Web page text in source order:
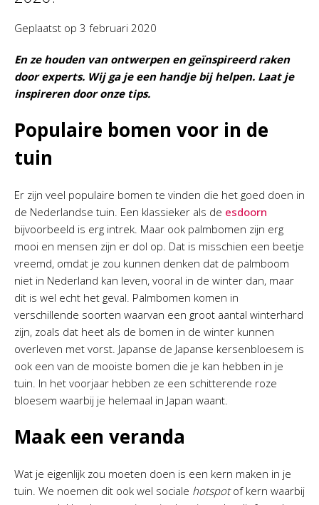
Geplaatst op 3 februari 2020
En ze houden van ontwerpen en geïnspireerd raken
door experts. Wij ga je een handje bij helpen. Laat je
inspireren door onze tips.
Populaire bomen voor in de
tuin
Er zijn veel populaire bomen te vinden die het goed doen in
de Nederlandse tuin. Een klassieker als de esdoorn
bijvoorbeeld is erg intrek. Maar ook palmbomen zijn erg
mooi en mensen zijn er dol op. Dat is misschien een beetje
vreemd, omdat je zou kunnen denken dat de palmboom
niet in Nederland kan leven, vooral in de winter dan, maar
dit is wel echt het geval. Palmbomen komen in
verschillende soorten waarvan een groot aantal winterhard
zijn, zoals dat heet als de bomen in de winter kunnen
overleven met vorst. Japanse de Japanse kersenbloesem is
ook een van de mooiste bomen die je kan hebben in je
tuin. In het voorjaar hebben ze een schitterende roze
bloesem waarbij je helemaal in Japan waant.
Maak een veranda
Wat je eigenlijk zou moeten doen is een kern maken in je
tuin. We noemen dit ook wel sociale hotspotof kern waarbij